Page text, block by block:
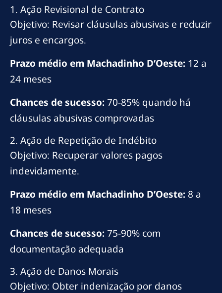
1. Ação Revisional de Contrato
Objetivo: Revisar cláusulas abusivas e reduzir
juros e encargos.
Prazo médio em Machadinho D’Oeste: 12 a
24 meses
Chances de sucesso: 70-85% quando há
cláusulas abusivas comprovadas
2. Ação de Repetição de Indébito
Objetivo: Recuperar valores pagos
indevidamente.
Prazo médio em Machadinho D’Oeste: 8 a
18 meses
Chances de sucesso: 75-90% com
documentação adequada
3. Ação de Danos Morais
Objetivo: Obter indenização por danos